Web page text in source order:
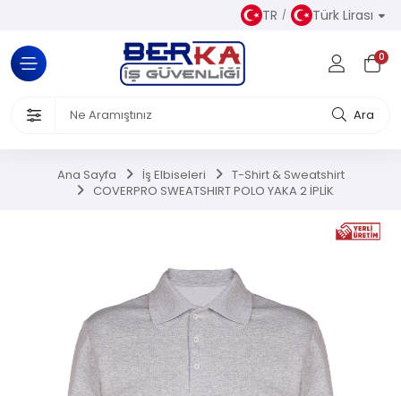
TR Türk Lirası
0
Ara
Kıyafetler
Ürünleri
Ana Sayfa İş Elbiseleri
T-Shirt & Sweatshirt
COVERPRO SWEATSHIRT POLO YAKA 2 İPLİK